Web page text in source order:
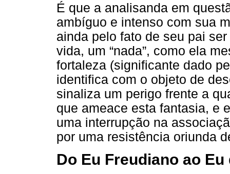
É que a analisanda em
ambíguo e intenso com sua
ainda pelo fato de seu pai
vida, um “nada”, como ela
fortaleza (significante dado
identifica com o objeto de
sinaliza um perigo frente a
que ameace esta fantasia, e
uma interrupção na
por uma resistência oriunda
Do Eu Freudiano ao Eu